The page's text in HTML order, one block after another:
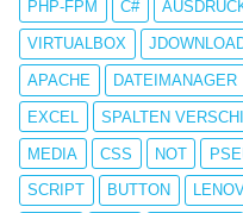
PHP-FPM C#
VIRTUALBOX
APACHE DATEIMANAGER
EXCEL SPALTEN
MEDIA CSS NOT
SCRIPT BUTTON